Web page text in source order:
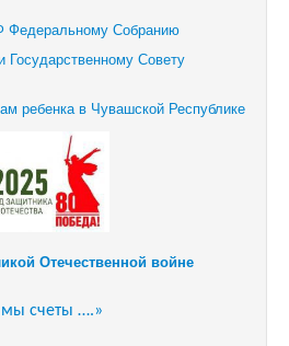
Федеральному Собранию
Совету
ребенка в Чувашской Республике
Отечественной войне
счеты ….»